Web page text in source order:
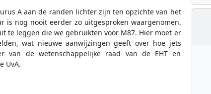
A aan de randen lichter zijn ten opzichte van het
is nog nooit eerder zo uitgesproken waargenomen.
te leggen die we gebruikten voor M87. Hier moet er
wat nieuwe aanwijzingen geeft over hoe jets
van de wetenschappelijke raad van de EHT en
UvA.